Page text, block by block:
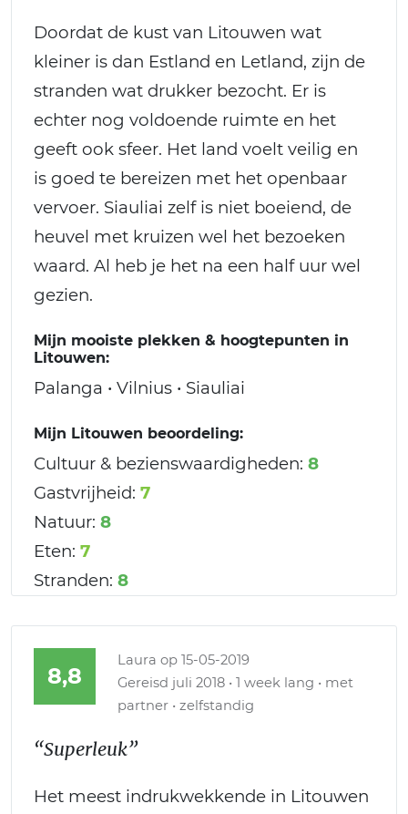
Doordat de kust van Litouwen wat
kleiner is dan Estland en Letland, zijn de
stranden wat drukker bezocht. Er is
echter nog voldoende ruimte en het
geeft ook sfeer. Het land voelt veilig en
is goed te bereizen met het openbaar
vervoer. Siauliai zelf is niet boeiend, de
heuvel met kruizen wel het bezoeken
waard. Al heb je het na een half uur wel
gezien.
Mijn mooiste plekken & hoogtepunten in
Litouwen:
Palanga • Vilnius • Siauliai
Mijn Litouwen beoordeling:
Cultuur & bezienswaardigheden: 8
Gastvrijheid: 7
Natuur: 8
Eten: 7
Stranden: 8
8,8
Laura op 15-05-2019
Gereisd juli 2018 • 1 week lang • met
partner • zelfstandig
“Superleuk”
Het meest indrukwekkende in Litouwen